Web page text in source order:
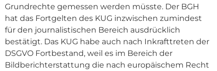
Grundrechte gemessen werden müsste. Der BGH
hat das Fortgelten des KUG inzwischen zumindest
für den journalistischen Bereich ausdrücklich
bestätigt. Das KUG habe auch nach Inkrafttreten der
DSGVO Fortbestand, weil es im Bereich der
Bildberichterstattung die nach europäischem Recht